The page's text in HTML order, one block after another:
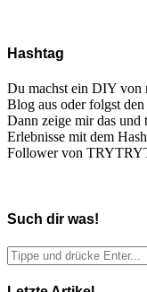
Hashtag
Du machst ein DIY von
Blog aus oder folgst
Dann zeige mir das und
Erlebnisse mit dem
Follower von
Such dir was!